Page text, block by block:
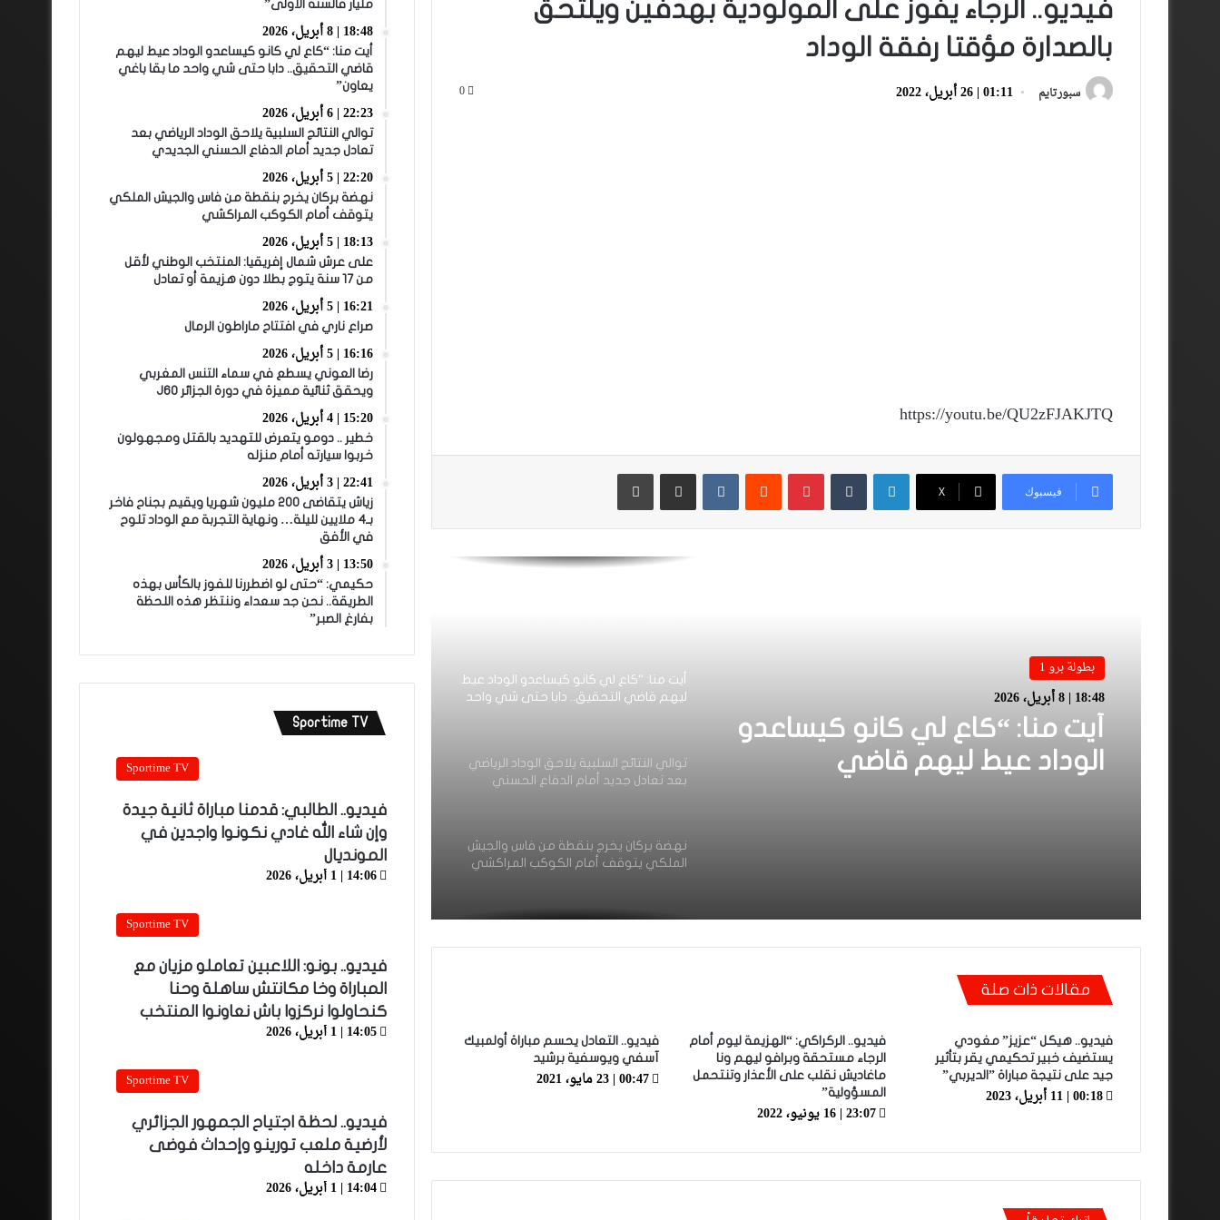
فيديو.. الرجاء يفوز على المولودية بهدفين ويلتحق
بالصدارة مؤقتا رفقة الوداد
سبورتايم 01:11 | 26 أبريل، 2022 0
https://youtu.be/QU2zFJAKJTQ
فيسبوك ‫X
لينكدإن بينتيريست مشاركة عبر البريد طباعة
بطولة برو 1
18:48 | 8 أبريل، 2026
أيت منا: “كاع لي كانو كيساعدو
الوداد عيط ليهم قاضي
حسنية أكادير
مؤجلات البطولة بعد التوقف الدولي
أيت منا: “كاع لي كانو كيساعدو الوداد عيط
ليهم قاضي التحقيق.. دابا حتى شي واحد
توالي النتائج السلبية يلاحق الوداد الرياضي
بعد تعادل جديد أمام الدفاع الحسني
نهضة بركان يخرج بنقطة من فاس والجيش
الملكي يتوقف أمام الكوكب المراكشي
بجناح فاخر بـ4 ملايين لليلة… ونهاية
مقالات ذات صلة
فيديو.. هيكل “عزيز” مغودي
يستضيف خبير تحكيمي يقر بتأثير
جيد على نتيجة مباراة ”الديربي”
00:18 | 11 أبريل، 2023
فيديو.. الركراكي: “الهزيمة ليوم أمام
الرجاء مستحقة وبرافو ليهم ونا
ماغاديش نقلب على الأعذار وتنتحمل
المسؤولية”
23:07 | 16 يونيو، 2022
فيديو.. التعادل يحسم مباراة أولمبيك
آسفي ويوسفية برشيد
00:47 | 23 مايو، 2021
مليار فالسنة الأولى”
18:48 | 8 أبريل، 2026
أيت منا: “كاع لي كانو كيساعدو الوداد عيط ليهم
قاضي التحقيق.. دابا حتى شي واحد ما بقا باغي
يعاون”
22:23 | 6 أبريل، 2026
توالي النتائج السلبية يلاحق الوداد الرياضي بعد
تعادل جديد أمام الدفاع الحسني الجديدي
22:20 | 5 أبريل، 2026
نهضة بركان يخرج بنقطة من فاس والجيش الملكي
يتوقف أمام الكوكب المراكشي
18:13 | 5 أبريل، 2026
على عرش شمال إفريقيا: المنتخب الوطني لأقل
من 17 سنة يتوج بطلا دون هزيمة أو تعادل
16:21 | 5 أبريل، 2026
صراع ناري في افتتاح ماراطون الرمال
16:16 | 5 أبريل، 2026
رضا العوني يسطع في سماء التنس المغربي
ويحقق ثنائية مميزة في دورة الجزائر J60
15:20 | 4 أبريل، 2026
خطير .. دومو يتعرض للتهديد بالقتل ومجهولون
خربوا سيارته أمام منزله
22:41 | 3 أبريل، 2026
زياش يتقاضى 200 مليون شهريا ويقيم بجناح فاخر
بـ4 ملايين لليلة… ونهاية التجربة مع الوداد تلوح
في الأفق
13:50 | 3 أبريل، 2026
حكيمي: “حتى لو اضطررنا للفوز بالكأس بهذه
الطريقة.. نحن جد سعداء وننتظر هذه اللحظة
بفارغ الصبر”
Sportime TV
Sportime TV
فيديو.. الطالبي: قدمنا مباراة ثانية جيدة
وإن شاء الله غادي نكونوا واجدين في
المونديال
14:06 | 1 أبريل، 2026
Sportime TV
فيديو.. بونو: اللاعبين تعاملو مزيان مع
المباراة وخا مكانتش ساهلة وحنا
كنحاولوا نركزوا باش نعاونوا المنتخب
14:05 | 1 أبريل، 2026
Sportime TV
فيديو.. لحظة اجتياح الجمهور الجزائري
لأرضية ملعب تورينو وإحداث فوضى
عارمة داخله
14:04 | 1 أبريل، 2026